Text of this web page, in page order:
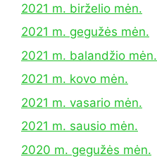
2021 m. birželio mėn.
2021 m. gegužės mėn.
2021 m. balandžio mėn.
2021 m. kovo mėn.
2021 m. vasario mėn.
2021 m. sausio mėn.
2020 m. gegužės mėn.